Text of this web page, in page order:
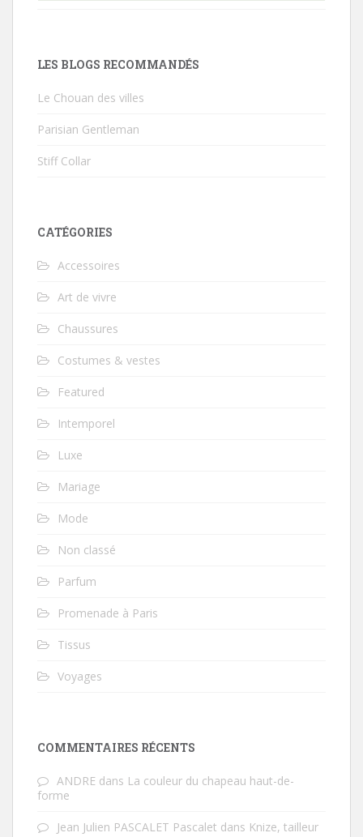
LES BLOGS RECOMMANDÉS
Le Chouan des villes
Parisian Gentleman
Stiff Collar
CATÉGORIES
Accessoires
Art de vivre
Chaussures
Costumes & vestes
Featured
Intemporel
Luxe
Mariage
Mode
Non classé
Parfum
Promenade à Paris
Tissus
Voyages
COMMENTAIRES RÉCENTS
ANDRE dans La couleur du chapeau haut-de-
forme
Jean Julien PASCALET Pascalet dans Knize, tailleur